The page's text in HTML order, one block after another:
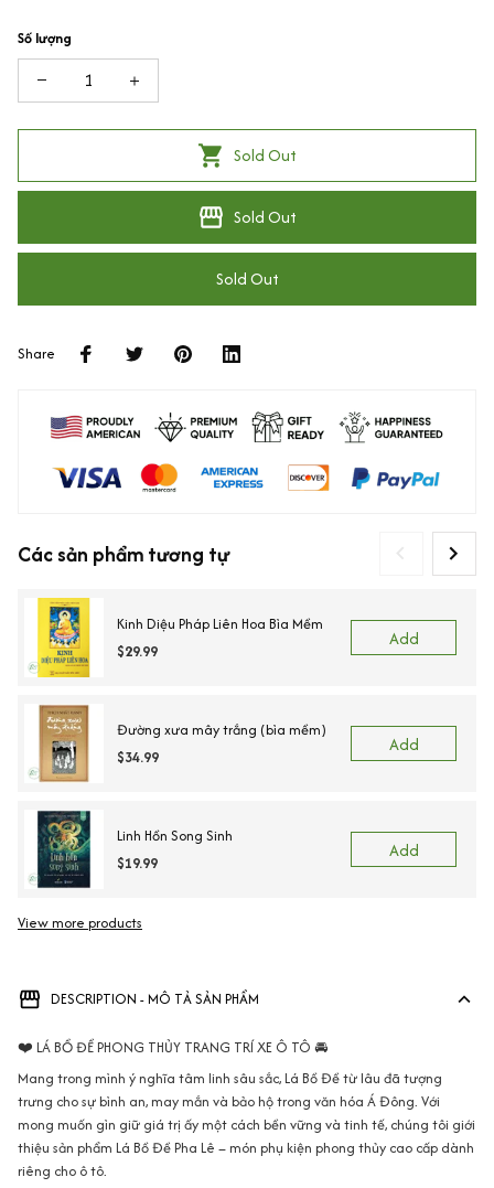
Số lượng
Sold Out
Sold Out
Sold Out
Share
Các sản phẩm tương tự
Kinh Diệu Pháp Liên Hoa Bìa Mềm
$29.99
Add
Đường xưa mây trắng (bìa mềm)
$34.99
Add
Linh Hồn Song Sinh
$19.99
Add
View more products
DESCRIPTION - MÔ TẢ SẢN PHẨM
❤️ LÁ BỒ ĐỀ PHONG THỦY TRANG TRÍ XE Ô TÔ 🚘
Mang trong mình ý nghĩa tâm linh sâu sắc, Lá Bồ Đề từ lâu đã tượng
trưng cho sự bình an, may mắn và bảo hộ trong văn hóa Á Đông. Với
mong muốn gìn giữ giá trị ấy một cách bền vững và tinh tế, chúng tôi giới
thiệu sản phẩm Lá Bồ Đề Pha Lê – món phụ kiện phong thủy cao cấp dành
riêng cho ô tô.